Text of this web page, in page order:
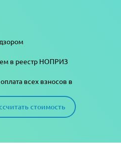
в реестр НОПРИЗ
всех взносов в
стоимость